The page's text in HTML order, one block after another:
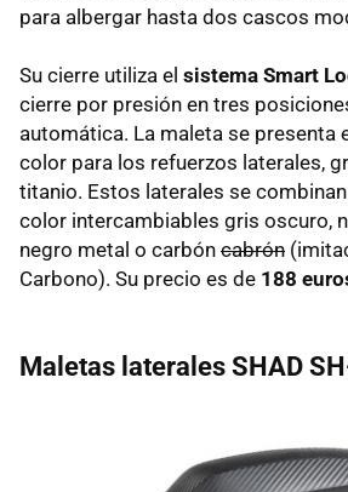
para albergar hasta dos cascos
Su cierre utiliza el sistema Smart
cierre por presión en tres
automática. La maleta se presenta
color para los refuerzos laterales,
titanio. Estos laterales se
color intercambiables gris oscuro,
negro metal o carbón cabrón
Carbono). Su precio es de 188
Maletas laterales SHAD